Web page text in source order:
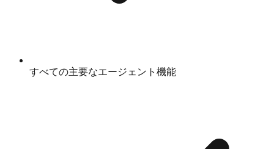
すべての主要なエージェント機能